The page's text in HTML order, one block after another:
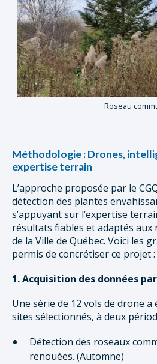
Roseau
Méthodologie : Drones,
expertise terrain
L’approche proposée par le
détection des plantes
s’appuyant sur l’expertise
résultats fiables et adaptés aux
de la Ville de Québec. Voici les
permis de concrétiser ce projet :
1. Acquisition des données
Une série de 12 vols de drone a
sites sélectionnés, à deux
Détection des roseaux
renouées. (Automne)